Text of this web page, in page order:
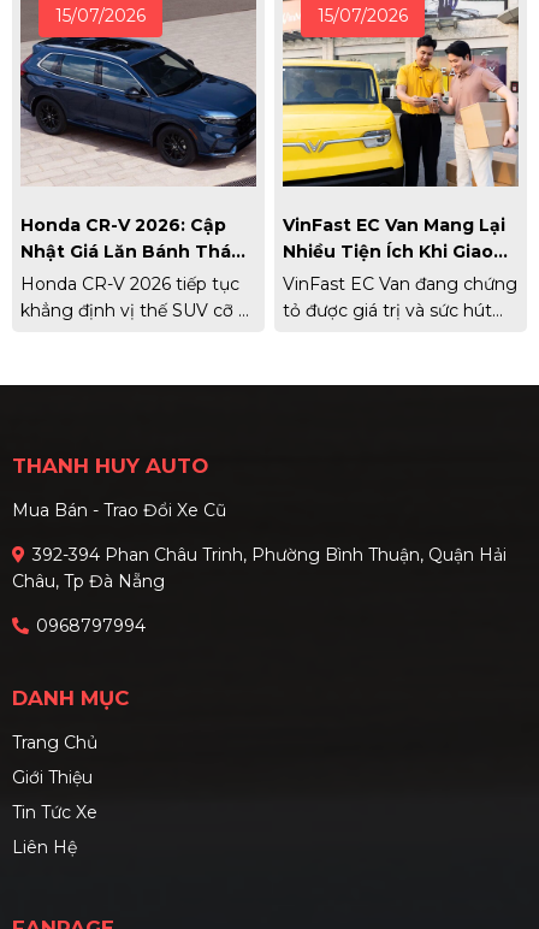
Range Rover.
15/07/2026
Honda CR-V 2026: Cập
Nhật Giá Lăn Bánh Tháng
7/2026 Và Đánh Giá
Thông Số Chi Tiết
Honda CR-V 2026 tiếp tục
khẳng định vị thế SUV cỡ C
toàn Honda Sensing. Cập
chuyên sâu các phiên bản.
15/07/2026
VinFast EC Van Mang Lại
Nhiều Tiện Ích Khi Giao
Hàng Khu Vực Nội Đô
VinFast EC Van đang chứng
tỏ được giá trị và sức hút
chuyên chở tốt, dễ xoay trở
THANH HUY AUTO
Mua Bán - Trao Đổi Xe Cũ
392-394 Phan Châu Trinh, Phường Bình Thuận, Quận Hải
Châu, Tp Đà Nẵng
0968797994
DANH MỤC
Trang Chủ
Giới Thiệu
Tin Tức Xe
Liên Hệ